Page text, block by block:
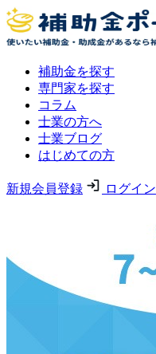
補助金を探す
専門家を探す
コラム
士業の方へ
士業ブログ
はじめての方
新規会員登録 ログイン